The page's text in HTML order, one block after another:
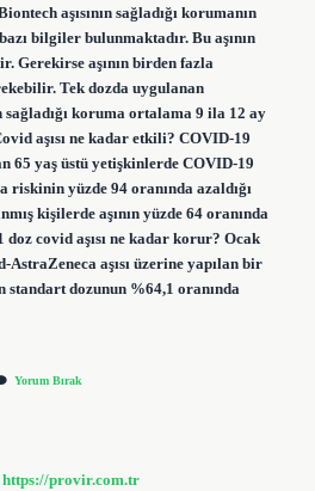
aşısının sağladığı korumanın
bilgiler bulunmaktadır. Bu aşının
Gerekirse aşının birden fazla
Tek dozda uygulanan
sağladığı koruma ortalama 9 ila 12 ay
aşısı ne kadar etkili? COVID-19
65 yaş üstü yetişkinlerde COVID-19
riskinin yüzde 94 oranında azaldığı
kişilerde aşının yüzde 64 oranında
covid aşısı ne kadar korur? Ocak
AstraZeneca aşısı üzerine yapılan bir
standart dozunun %64,1 oranında
Yorum Bırak
https://provir.com.tr